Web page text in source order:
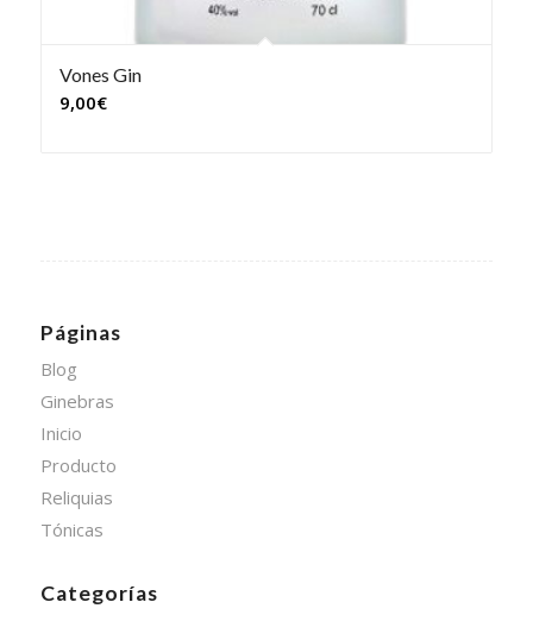
Vones Gin
9,00€
Páginas
Blog
Ginebras
Inicio
Producto
Reliquias
Tónicas
Categorías